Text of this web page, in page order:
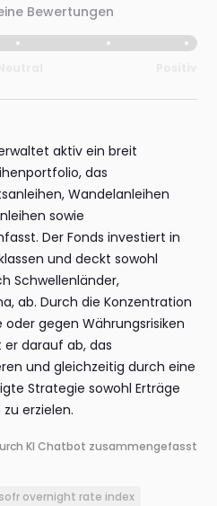
Bewertungen
aktiv ein breit
das
Wandelanleihen
sowie
Der Fonds investiert in
und deckt sowohl
Schwellenländer,
ab. Durch die Konzentration
gegen Währungsrisiken
darauf ab, das
und gleichzeitig durch eine
Strategie sowohl Erträge
erzielen.
KI Chatbot zusammengefasst
overnight rate index